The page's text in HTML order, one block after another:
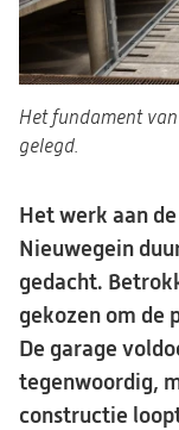
Het fundament
gelegd.
Het werk aan
Nieuwegein
gedacht.
gekozen om de
De garage
tegenwoordig,
constructie